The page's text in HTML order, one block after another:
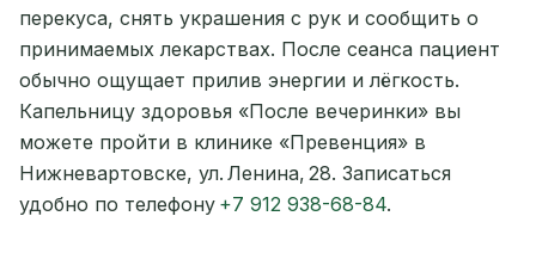
перекуса, снять украшения с рук и сообщить о
принимаемых лекарствах. После сеанса пациент
обычно ощущает прилив энергии и лёгкость.
Капельницу здоровья «После вечеринки» вы
можете пройти в клинике «Превенция» в
Нижневартовске, ул. Ленина, 28. Записаться
удобно по телефону +7 912 938-68-84.